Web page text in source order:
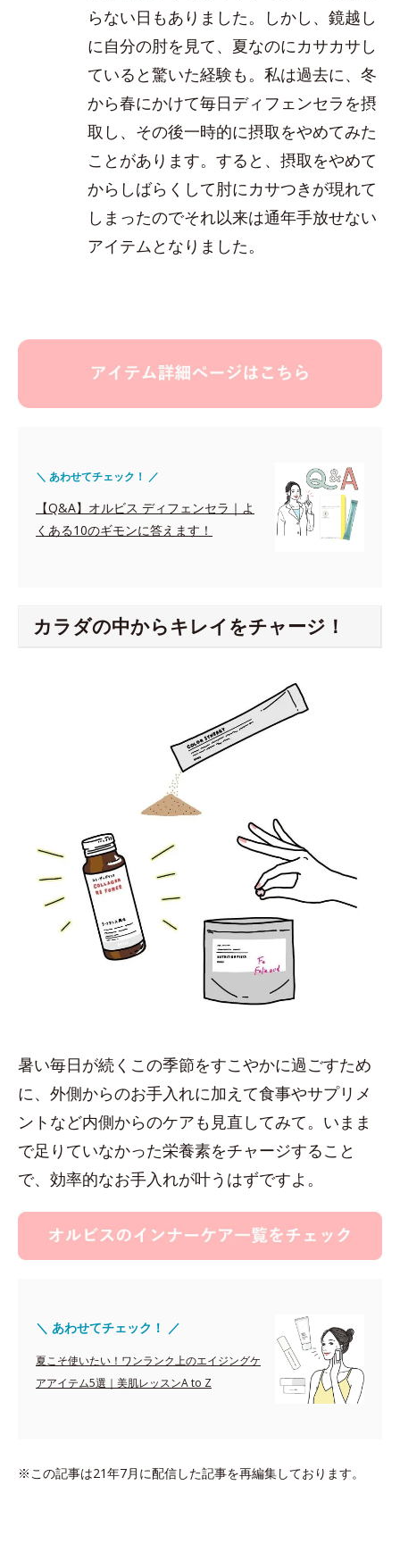
らない日もありました。しかし、鏡越し
に自分の肘を見て、夏なのにカサカサし
ていると驚いた経験も。私は過去に、冬
から春にかけて毎日ディフェンセラを摂
取し、その後一時的に摂取をやめてみた
ことがあります。すると、摂取をやめて
からしばらくして肘にカサつきが現れて
しまったのでそれ以来は通年手放せない
アイテムとなりました。
＼ あわせてチェック！ ／
【Q&A】オルビス ディフェンセラ｜よ
くある10のギモンに答えます！
カラダの中からキレイをチャージ！
暑い毎日が続くこの季節をすこやかに過ごすため
に、外側からのお手入れに加えて食事やサプリメ
ントなど内側からのケアも見直してみて。いまま
で足りていなかった栄養素をチャージすること
で、効率的なお手入れが叶うはずですよ。
＼ あわせてチェック！ ／
夏こそ使いたい！ワンランク上のエイジングケ
アアイテム5選｜美肌レッスンA to Z
※この記事は21年7月に配信した記事を再編集しております。